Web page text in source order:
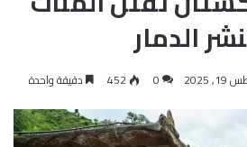
الدمار
0
452 دقيقة واحدة